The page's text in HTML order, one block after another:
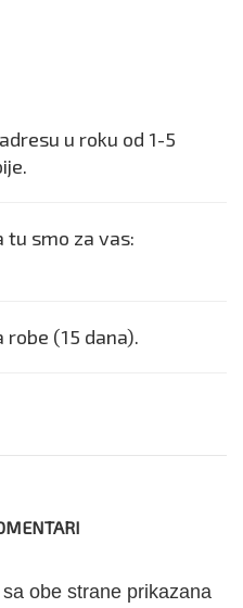
u roku od 1-5
tu smo za vas:
(15 dana).
obe strane prikazana